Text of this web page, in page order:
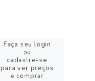
Faça seu login
ou
cadastre-se
para ver preços
e comprar